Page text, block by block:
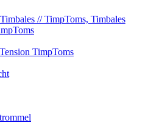
// TimpToms, Timbales
TimpToms